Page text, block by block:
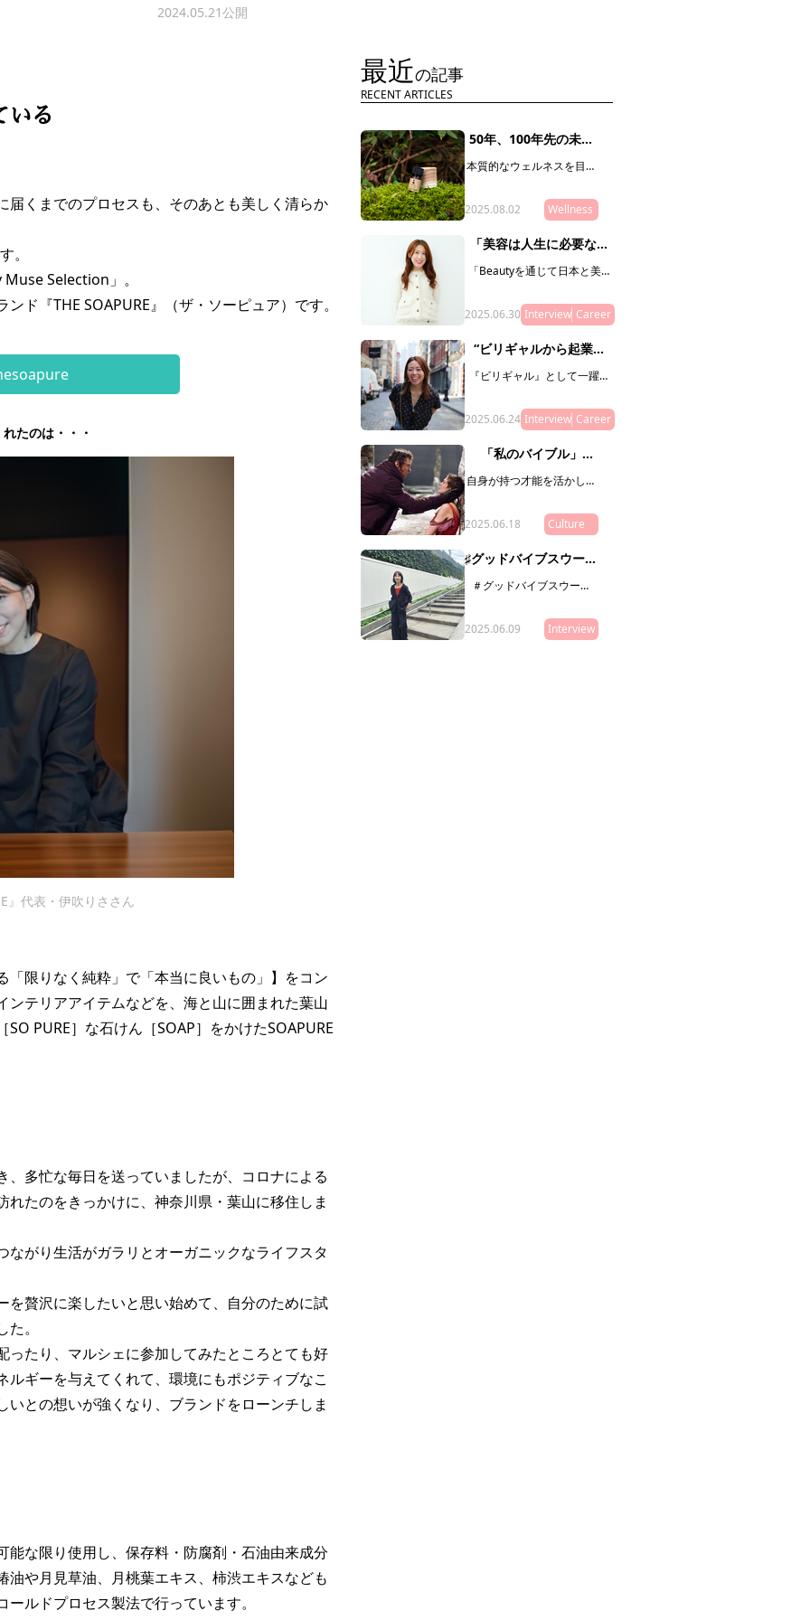
2024.05.21公開
いる
くまでのプロセスも、そのあとも美しく清らか
。
Selection」。
ド『THE SOAPURE』（ザ・ソーピュア）です。
たのは・・・
』代表・伊吹りささん
限りなく純粋」で「本当に良いもの」】をコン
テリアアイテムなどを、海と山に囲まれた葉山
PURE］な石けん［SOAP］をかけたSOAPURE
多忙な毎日を送っていましたが、コロナによる
たのをきっかけに、神奈川県・葉山に移住しま
がり生活がガラリとオーガニックなライフスタ
贅沢に楽したいと思い始めて、自分のために試
。
たり、マルシェに参加してみたところとても好
ギーを与えてくれて、環境にもポジティブなこ
との想いが強くなり、ブランドをローンチしま
な限り使用し、保存料・防腐剤・石油由来成分
や月見草油、月桃葉エキス、柿渋エキスなども
ルドプロセス製法で行っています。
最近の記事
RECENT ARTICLES
50年、100年先の未来
しい価値を生み出した
本質的なウェルネスを目指
のは、徳島県の神山を拠点
に活動する「SHIZQ（しず
く）」。山や川を守るため
に「木を使う」というコン
セプトのもと、器やアロマ
を製作・販売しています。
むリレーションシップ（関
連性やつながり）に目を向
けることで、50年後の私た
ちの未来に繋げていきまし
2025.08.02 Wellness
「美容は人生に必要なエ
さんが描く、J-Beautyの
「Beautyを通じて日本と美容
やマガジン、複業支援などを
通じて、J Beautyを世界へ拡げ
る活動をリードしている飯田
安紗美さんにインタビュー。
日本の美容業界の可能性と
は？ その未来とは？ 飯田
いを語ってもらいました。
2025.06.30 Interview Career
“ビリギャルから起業家
で挑む日本変革。
『ビリギャル』として一躍有
サクセスストーリーの主人公
でありながら、彼女が伝えた
いのは「頑張れば夢は叶
う！」なんていう、単純な話
ではありません。教育や人生
について独自のスタンスで発
の活動や目指しているものを
聞いてみました。
2025.06.24 Interview Career
「私のバイブル」
みさん
自身が持つ才能を活かし、
ーズたちの指針や道標とな
り、My Museの在り方を体
現するような映画や本、ア
ートをご推薦いただく「私
のバイブル」。
2025.06.18 Culture
♯グッドバイブスウーマ
／美容師＞
＃グッドバイブスウーマ
な、「10の質問」をお届け
します。本連載は、グッド
2025.06.09 Interview